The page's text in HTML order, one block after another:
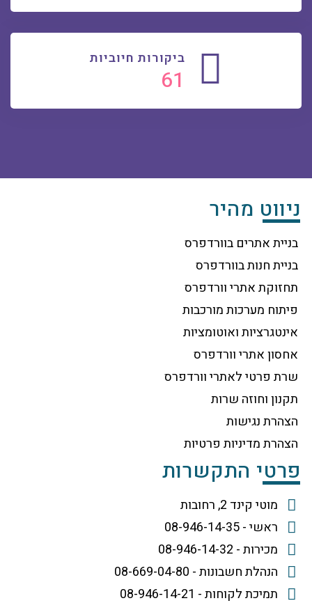
ביקורות חיוביות
63
ניווט מהיר
בניית אתרים בוורדפרס
בניית חנות בוורדפרס
תחזוקת אתרי וורדפרס
פיתוח מערכות מורכבות
אינטגרציות ואוטומציות
אחסון אתרי וורדפרס
שרת פרטי לאתרי וורדפרס
תקנון וחוזה שרות
הצהרת נגישות
הצהרת מדיניות פרטיות
פרטי התקשרות
מוטי קינד 2, רחובות
ראשי - 08-946-14-35
מכירות - 08-946-14-32
הנהלת חשבונות - 08-669-04-80
תמיכת לקוחות - 08-946-14-21